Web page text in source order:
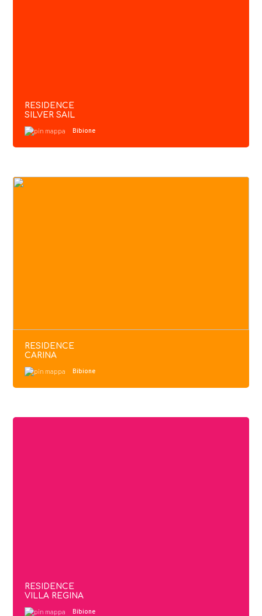
RESIDENCE
SILVER SAIL
Bibione
RESIDENCE
CARINA
Bibione
RESIDENCE
VILLA REGINA
Bibione